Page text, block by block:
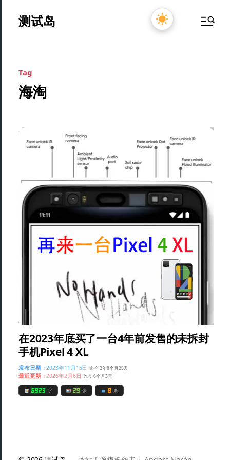
测试岛
Tag
海淘
在2023年底买了一台4年前发售的未拆封
手机Pixel 4 XL
发布日期：2023年11月15日 迄今 2年8个月25天
最近更新：2026年2月6日 迄今 6个月3天
6923 字 29 张 8 条